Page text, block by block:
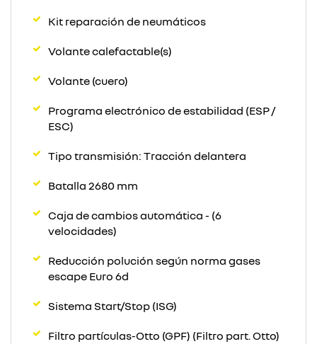
Kit reparación de neumáticos
Volante calefactable(s)
Volante (cuero)
Programa electrónico de estabilidad (ESP /
ESC)
Tipo transmisión: Tracción delantera
Batalla 2680 mm
Caja de cambios automática - (6
velocidades)
Reducción polución según norma gases
escape Euro 6d
Sistema Start/Stop (ISG)
Filtro partículas-Otto (GPF) (Filtro part. Otto)